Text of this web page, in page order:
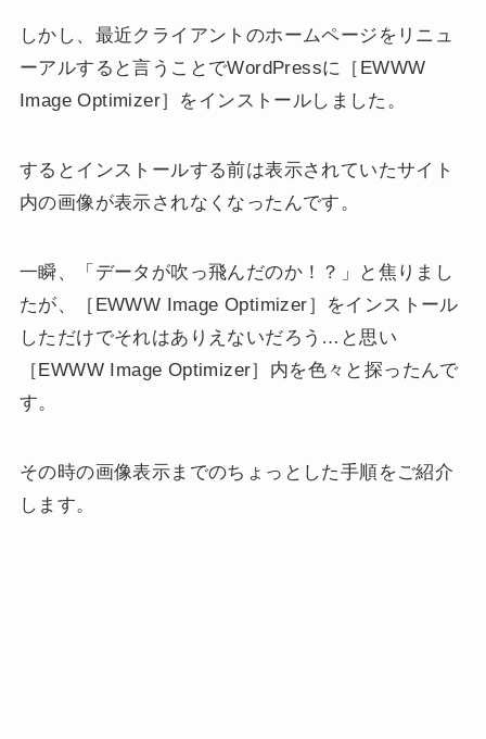
しかし、最近クライアントのホームページをリニュ
ーアルすると言うことでWordPressに［EWWW
Image Optimizer］をインストールしました。
するとインストールする前は表示されていたサイト
内の画像が表示されなくなったんです。
一瞬、「データが吹っ飛んだのか！？」と焦りまし
たが、［EWWW Image Optimizer］をインストール
しただけでそれはありえないだろう…と思い
［EWWW Image Optimizer］内を色々と探ったんで
す。
その時の画像表示までのちょっとした手順をご紹介
します。